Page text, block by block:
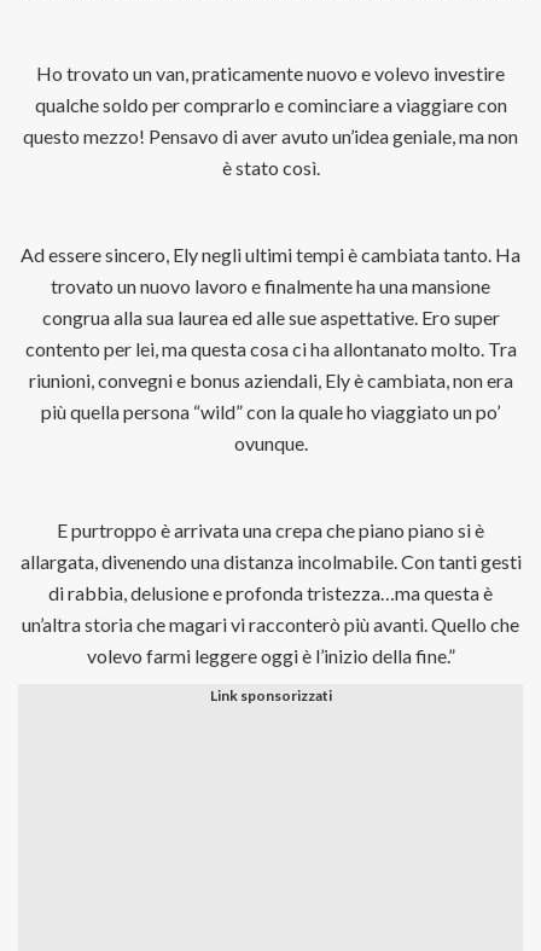
Ho trovato un van, praticamente nuovo e volevo investire
qualche soldo per comprarlo e cominciare a viaggiare con
questo mezzo! Pensavo di aver avuto un’idea geniale, ma non
è stato così.
Ad essere sincero, Ely negli ultimi tempi è cambiata tanto. Ha
trovato un nuovo lavoro e finalmente ha una mansione
congrua alla sua laurea ed alle sue aspettative. Ero super
contento per lei, ma questa cosa ci ha allontanato molto. Tra
riunioni, convegni e bonus aziendali, Ely è cambiata, non era
più quella persona “wild” con la quale ho viaggiato un po’
ovunque.
E purtroppo è arrivata una crepa che piano piano si è
allargata, divenendo una distanza incolmabile. Con tanti gesti
di rabbia, delusione e profonda tristezza…ma questa è
un’altra storia che magari vi racconterò più avanti. Quello che
volevo farmi leggere oggi è l’inizio della fine.”